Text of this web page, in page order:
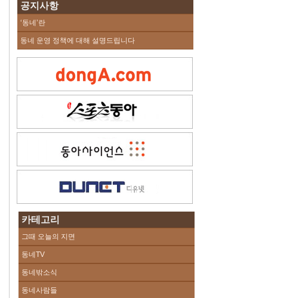
공지사항
‘동네’란
동네 운영 정책에 대해 설명드립니다
카테고리
그때 오늘의 지면
동네TV
동네밖소식
동네사람들